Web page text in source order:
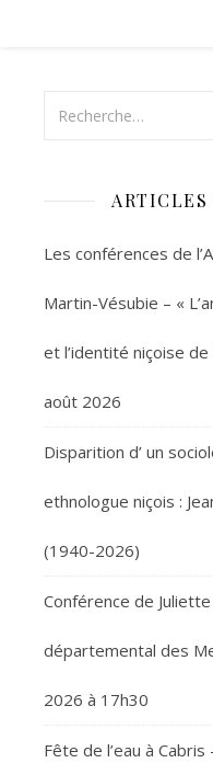
ARTICLES
Les conférences de
Martin-Vésubie – «
et l’identité niçoise
août 2026
Disparition d’ un
ethnologue niçois :
(1940-2026)
Conférence de
départemental des
2026 à 17h30
Fête de l’eau à